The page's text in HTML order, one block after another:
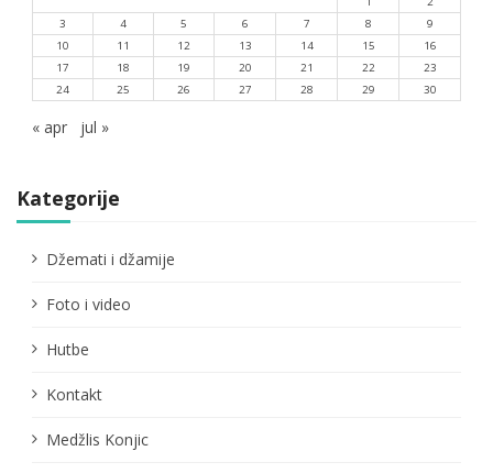
3
4 5 6 7 8
9
10
11 12 13 14 15
16
17
18 19 20 21 22
23
24
25 26 27 28 29 30
« apr jul »
Kategorije
Džemati i džamije
Foto i video
Hutbe
Kontakt
Medžlis Konjic